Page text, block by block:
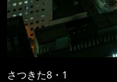
さつきた8・1